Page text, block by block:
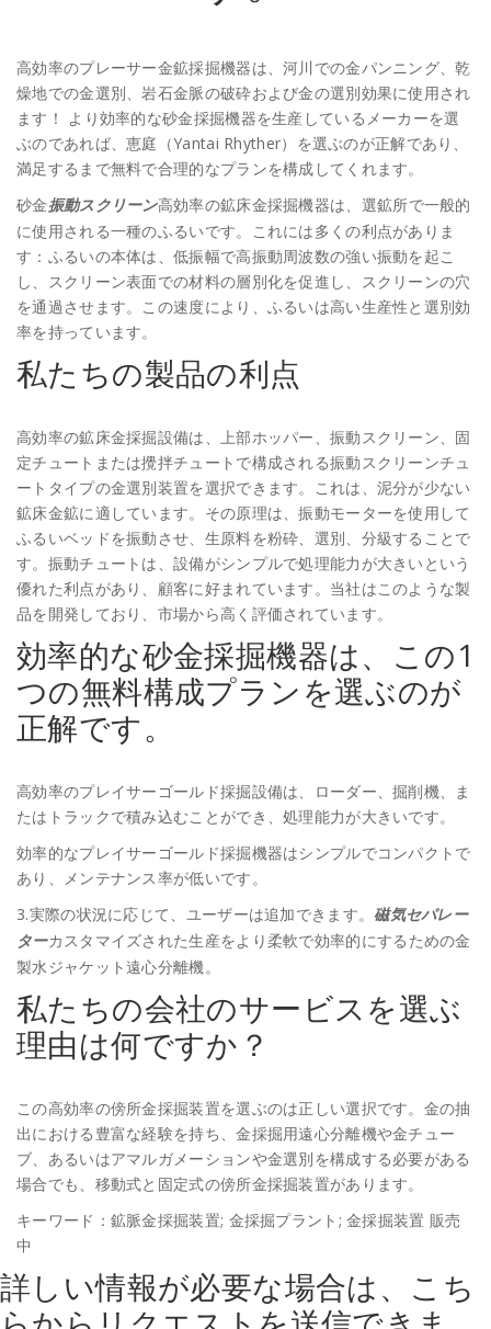
高効率のプレーサー金鉱採掘機器は、河川での金パンニング、乾
燥地での金選別、岩石金脈の破砕および金の選別効果に使用され
ます！ より効率的な砂金採掘機器を生産しているメーカーを選
ぶのであれば、恵庭（Yantai Rhyther）を選ぶのが正解であり、
満足するまで無料で合理的なプランを構成してくれます。
砂金 振動スクリーン高効率の鉱床金採掘機器は、選鉱所で一般的
に使用される一種のふるいです。これには多くの利点がありま
す：ふるいの本体は、低振幅で高振動周波数の強い振動を起こ
し、スクリーン表面での材料の層別化を促進し、スクリーンの穴
を通過させます。この速度により、ふるいは高い生産性と選別効
率を持っています。
私たちの製品の利点
高効率の鉱床金採掘設備は、上部ホッパー、振動スクリーン、固
定チュートまたは攪拌チュートで構成される振動スクリーンチュ
ートタイプの金選別装置を選択できます。これは、泥分が少ない
鉱床金鉱に適しています。その原理は、振動モーターを使用して
ふるいベッドを振動させ、生原料を粉砕、選別、分級することで
す。振動チュートは、設備がシンプルで処理能力が大きいという
優れた利点があり、顧客に好まれています。当社はこのような製
品を開発しており、市場から高く評価されています。
効率的な砂金採掘機器は、この1
つの無料構成プランを選ぶのが
正解です。
高効率のプレイサーゴールド採掘設備は、ローダー、掘削機、ま
たはトラックで積み込むことができ、処理能力が大きいです。
効率的なプレイサーゴールド採掘機器はシンプルでコンパクトで
あり、メンテナンス率が低いです。
3.実際の状況に応じて、ユーザーは追加できます。磁気セパレー
ターカスタマイズされた生産をより柔軟で効率的にするための金
製水ジャケット遠心分離機。
私たちの会社のサービスを選ぶ
理由は何ですか？
この高効率の傍所金採掘装置を選ぶのは正しい選択です。金の抽
出における豊富な経験を持ち、金採掘用遠心分離機や金チュー
ブ、あるいはアマルガメーションや金選別を構成する必要がある
場合でも、移動式と固定式の傍所金採掘装置があります。
キーワード：鉱脈金採掘装置; 金採掘プラント; 金採掘装置 販売
中
詳しい情報が必要な場合は、こち